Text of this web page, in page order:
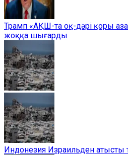
Трамп «АҚШ-та оқ-дәрі қоры
жоққа шығарды
Индонезия Израильден атысты